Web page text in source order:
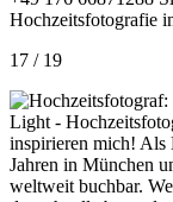
17 / 19